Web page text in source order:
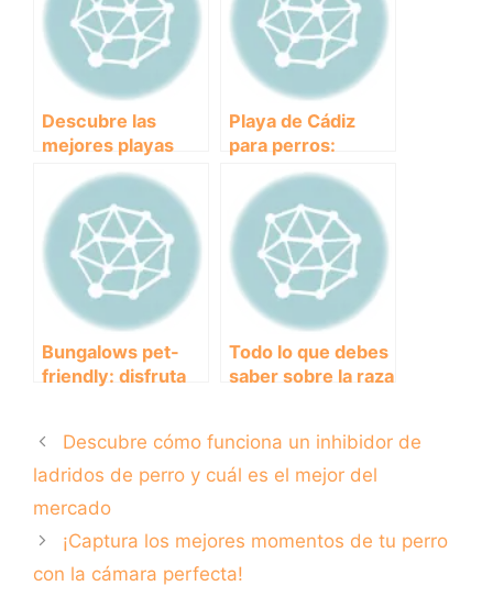
Descubre las
mejores playas
para perros en
Asturias y disfruta
con tu amigo
peludo
Playa de Cádiz
para perros:
diversión y
descanso en la
costa andaluza
Bungalows pet-
friendly: disfruta
Todo lo que debes
saber sobre la raza
Descubre cómo funciona un inhibidor de
ladridos de perro y cuál es el mejor del
mercado
¡Captura los mejores momentos de tu perro
con la cámara perfecta!